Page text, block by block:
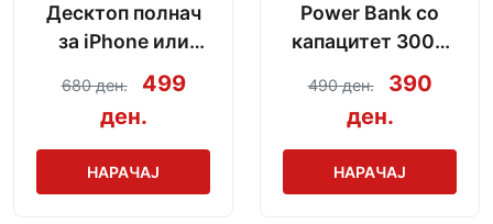
Десктоп полнач
за iPhone или
Android со модел
по избор
680 ден.
499
ден.
НАРАЧАЈ
Power Bank со
капацитет 3000
mAh + кабел за
полнење
490 ден.
390
ден.
НАРАЧАЈ